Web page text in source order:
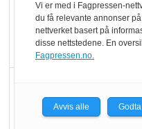
i
Vi er med i Fagpressen-
du få relevante annonser
nettverket basert på
disse nettstedene. En
Fagpressen.no.
Avvis alle Godta